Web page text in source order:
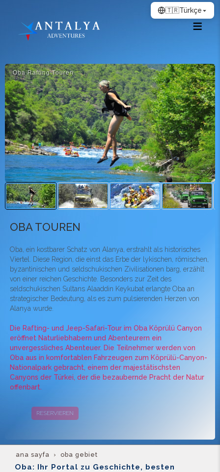
Oba Rafting Touren
OBA TOUREN
Oba, ein kostbarer Schatz von Alanya, erstrahlt als historisches
Viertel. Diese Region, die einst das Erbe der lykischen, römischen,
byzantinischen und seldschukischen Zivilisationen barg, erzählt
von einer reichen Geschichte. Besonders zur Zeit des
seldschukischen Sultans Alaaddin Keykubat erlangte Oba an
strategischer Bedeutung, als es zum pulsierenden Herzen von
Alanya wurde.
Die Rafting- und Jeep-Safari-Tour im Oba Köprülü Canyon
eröffnet Naturliebhabern und Abenteurern ein
unvergessliches Abenteuer. Die Teilnehmer werden von
Oba aus in komfortablen Fahrzeugen zum Köprülü-Canyon-
Nationalpark gebracht, einem der majestätischsten
Canyons der Türkei, der die bezaubernde Pracht der Natur
offenbart.
RESERVIEREN KAMPAGNEN
ana sayfa oba gebiet
Oba: Ihr Portal zu Geschichte, besten
🇹🇷Türkçe